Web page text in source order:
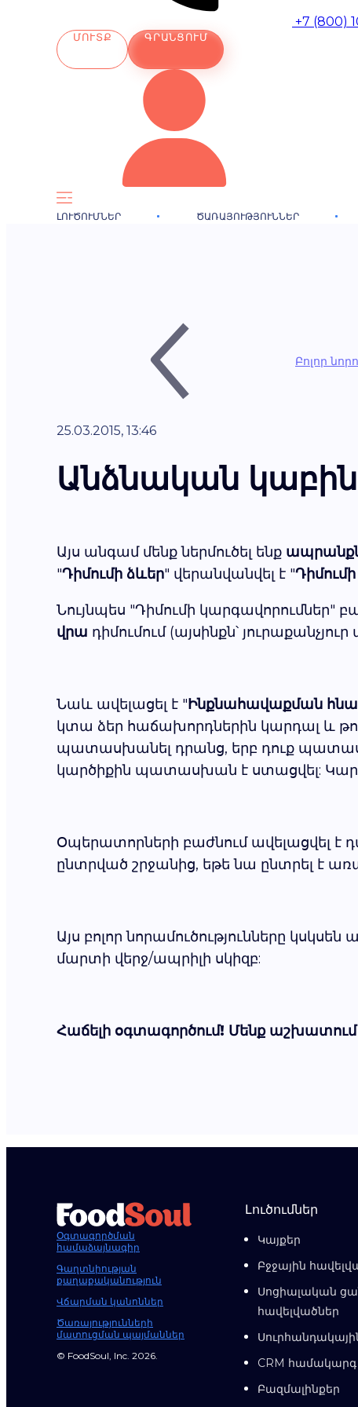
+7 (800)
ՄՈՒՏՔ ԳՐԱՆՑՈՒՄ
ԼՈՒԾՈՒՄՆԵՐ ԾԱՌԱՅՈՒԹՅՈՒՆՆԵՐ
Բոլոր
25.03.2015, 13:46
Անձնական
Այս անգամ մենք ներմուծել ենք
"Դիմումի ձևեր" վերանվանվել է "
Նույնպես "Դիմումի կարգավորումներ"
վրա դիմումում (այսինքն՝
Նաև ավելացել է "Ինքնահավաքման
կտա ձեր հաճախորդներին կարդալ և
պատասխանել դրանց, երբ դուք
կարծիքին պատասխան է ստացվել:
Օպերատորների բաժնում ավելացվել է
ընտրված շրջանից, եթե նա ընտրել է
Այս բոլոր նորամուծությունները
մարտի վերջ/ապրիլի սկիզբ:
Հաճելի օգտագործում! Մենք
Օգտագործման
համաձայնագիր
Գաղտնիության
քաղաքականություն
Վճարման կանոններ
Ծառայությունների
մատուցման պայմաններ
© FoodSoul, Inc. 2026.
Լուծումներ
Կայքեր
Բջջային
Սոցիալական
հավելվածներ
CRM համակարգ
Բազմալինքեր